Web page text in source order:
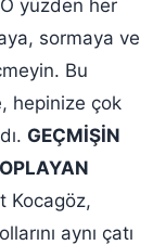
yüzden her
sormaya ve
Bu
hepinize çok
GEÇMİŞİN
Kocagöz,
aynı çatı